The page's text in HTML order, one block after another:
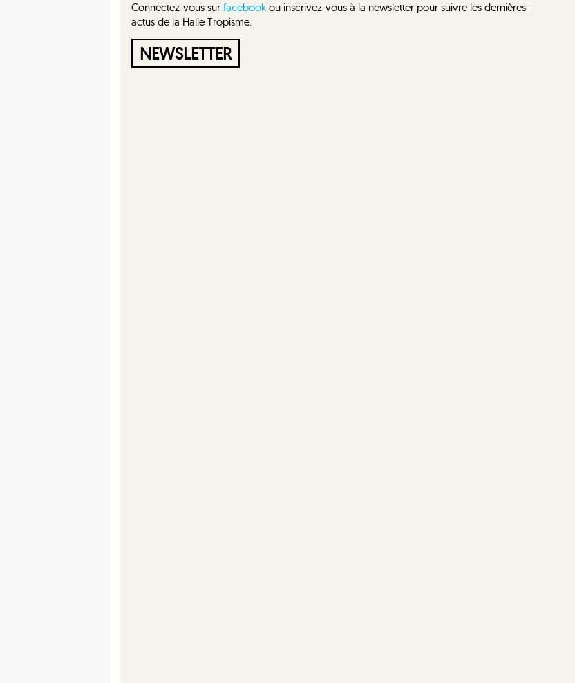
Connectez-vous sur facebook ou inscrivez-vous à la newsletter pour suivre les dernières
actus de la Halle Tropisme.
NEWSLETTER